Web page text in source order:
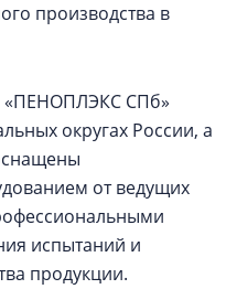
производства в
«ПЕНОПЛЭКС СПб»
округах России, а
от ведущих
испытаний и
продукции.